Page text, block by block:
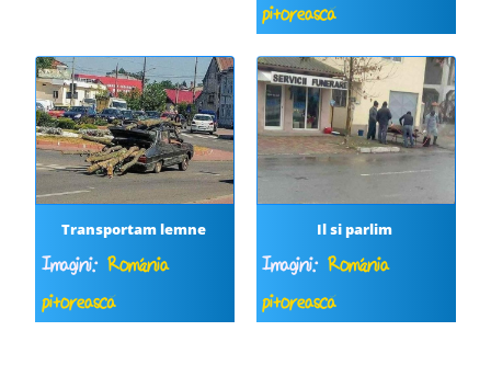
pitorească
Transportam lemne
Imagini: România
pitorească
Il si parlim
Imagini:România
pitorească